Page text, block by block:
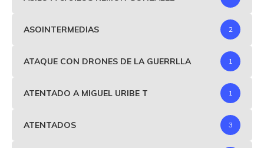
ASOINTERMEDIAS 2
ATAQUE CON DRONES DE LA GUERRLLA 1
ATENTADO A MIGUEL URIBE T 1
ATENTADOS 3